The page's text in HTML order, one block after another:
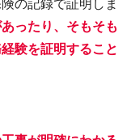
の記録で証明しま
ったり、そもそも
験を証明すること